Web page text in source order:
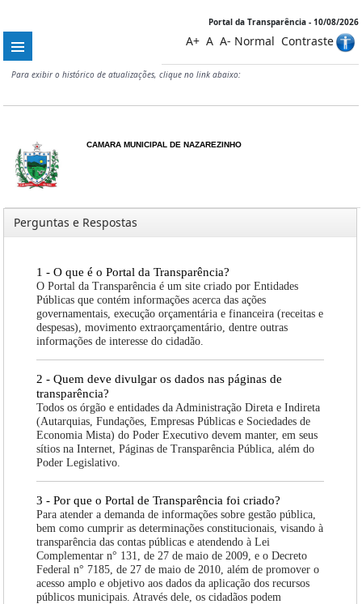
Portal da Transparência - 10/08/2026
A+ A A- Normal Contraste
Para exibir o histórico de atualizações, clique no link abaixo:
CAMARA MUNICIPAL DE NAZAREZINHO
Perguntas e Respostas
1 - O que é o Portal da Transparência?
O Portal da Transparência é um site criado por Entidades
Públicas que contém informações acerca das ações
governamentais, execução orçamentária e financeira (receitas e
despesas), movimento extraorçamentário, dentre outras
informações de interesse do cidadão.
2 - Quem deve divulgar os dados nas páginas de
transparência?
Todos os órgão e entidades da Administração Direta e Indireta
(Autarquias, Fundações, Empresas Públicas e Sociedades de
Economia Mista) do Poder Executivo devem manter, em seus
sítios na Internet, Páginas de Transparência Pública, além do
Poder Legislativo.
3 - Por que o Portal de Transparência foi criado?
Para atender a demanda de informações sobre gestão pública,
bem como cumprir as determinações constitucionais, visando à
transparência das contas públicas e atendendo à Lei
Complementar n° 131, de 27 de maio de 2009, e o Decreto
Federal n° 7185, de 27 de maio de 2010, além de promover o
acesso amplo e objetivo aos dados da aplicação dos recursos
públicos municipais. Através dele, os cidadãos podem